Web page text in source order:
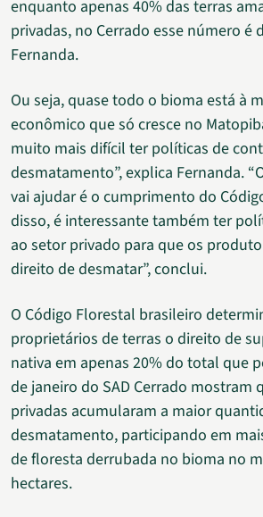
enquanto apenas 40% das terras
privadas, no Cerrado esse número é
Fernanda.
Ou seja, quase todo o bioma está à
econômico que só cresce no
muito mais difícil ter políticas de
desmatamento”, explica Fernanda.
vai ajudar é o cumprimento do
disso, é interessante também ter
ao setor privado para que os
direito de desmatar”, conclui.
O Código Florestal brasileiro
proprietários de terras o direito de
nativa em apenas 20% do total que
de janeiro do SAD Cerrado mostram
privadas acumularam a maior
desmatamento, participando em
de floresta derrubada no bioma no
hectares.